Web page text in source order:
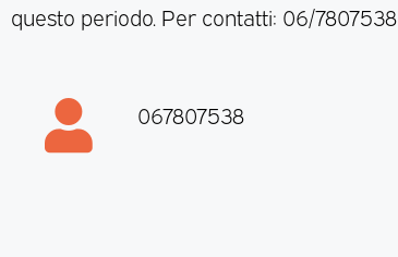
questo periodo. Per contatti: 06/7807538
067807538